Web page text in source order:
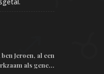
Jeroen, al een
als gene...